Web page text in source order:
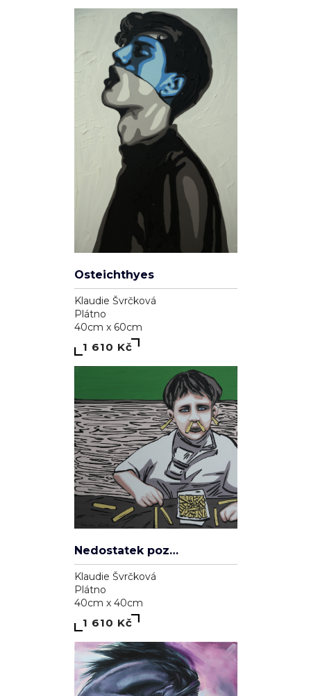
Osteichthyes
Klaudie Švrčková
Plátno
40cm x 60cm
1 610 Kč
Nedostatek pozornosti
Klaudie Švrčková
Plátno
40cm x 40cm
1 610 Kč